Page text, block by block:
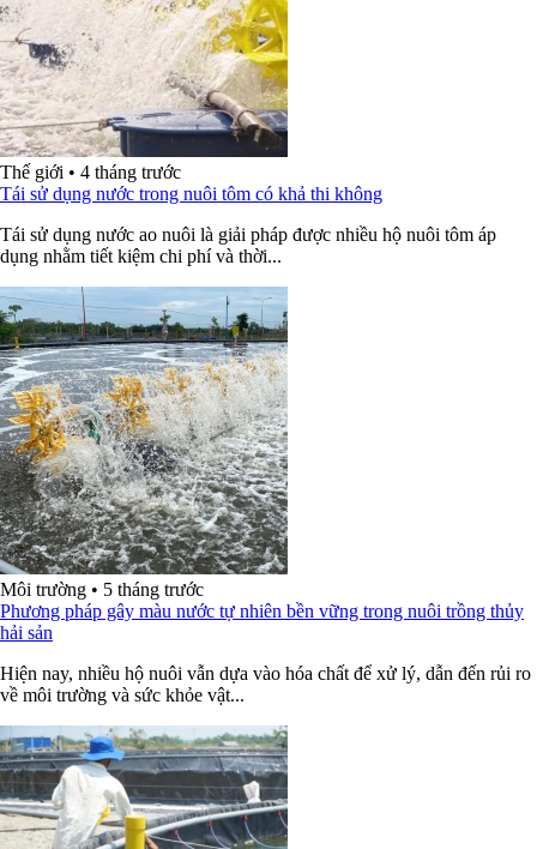
Thế giới • 4 tháng trước
Tái sử dụng nước trong nuôi tôm có khả thi không
Tái sử dụng nước ao nuôi là giải pháp được nhiều hộ nuôi tôm áp
dụng nhằm tiết kiệm chi phí và thời...
Môi trường • 5 tháng trước
Phương pháp gây màu nước tự nhiên bền vững trong nuôi trồng thủy
hải sản
Hiện nay, nhiều hộ nuôi vẫn dựa vào hóa chất để xử lý, dẫn đến rủi ro
về môi trường và sức khỏe vật...